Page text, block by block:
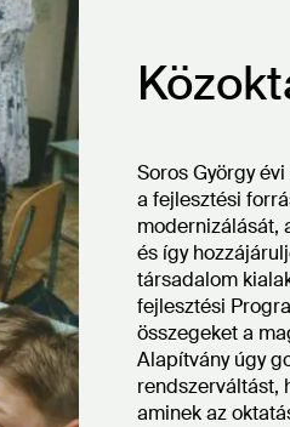
Soros György
a fejlesztési
modernizálását,
és így
társadalom
fejlesztési
összegeket a
Alapítvány úgy
rendszerváltást,
aminek az